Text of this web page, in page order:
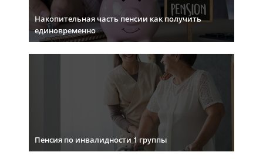
Накопительная часть пенсии как получить
единовременно
Пенсия по инвалидности 1 группы